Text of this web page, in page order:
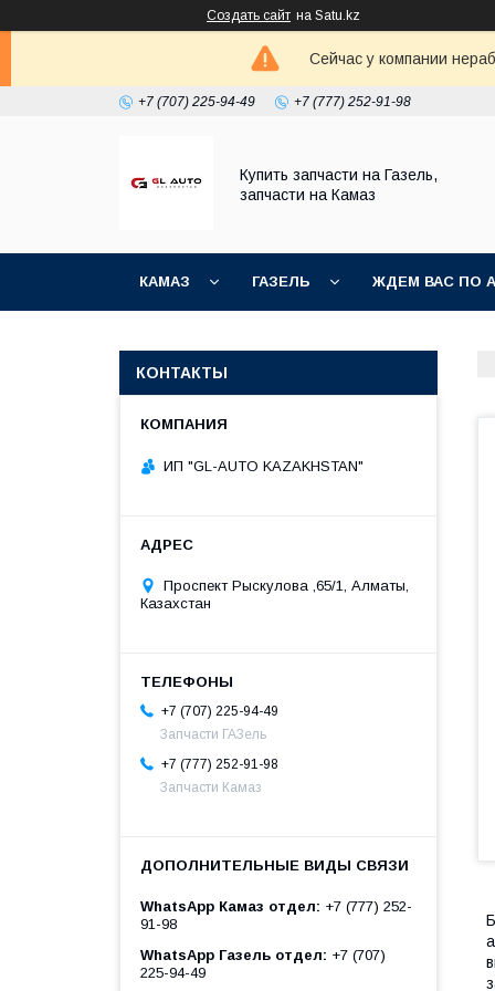
Создать сайт на Satu.kz
Сейчас у компании
+7 (707) 225-94-49 +7 (777) 252-91-98
Купить запчасти на Газель,
запчасти на Камаз
КАМАЗ ГАЗЕЛЬ ЖДЕМ ВАС ПО
КОНТАКТЫ
ИП "GL-AUTO KAZAKHSTAN"
Проспект Рыскулова ,65/1, Алматы,
Казахстан
+7 (707) 225-94-49
Запчасти ГАЗель
+7 (777) 252-91-98
Запчасти Камаз
WhatsApp Камаз отдел
+7 (777) 252-
91-98
WhatsApp Газель отдел
+7 (707)
225-94-49